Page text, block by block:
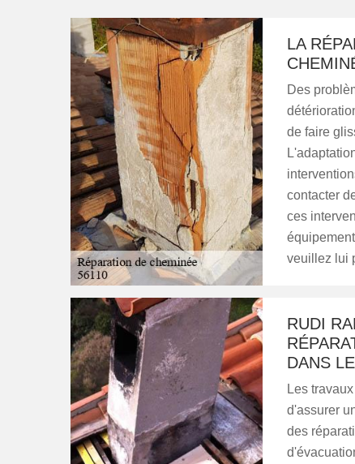
LA
Des
de faire
contacter
ces
veuillez lui
RUDI
DANS
Les
d'assurer
des